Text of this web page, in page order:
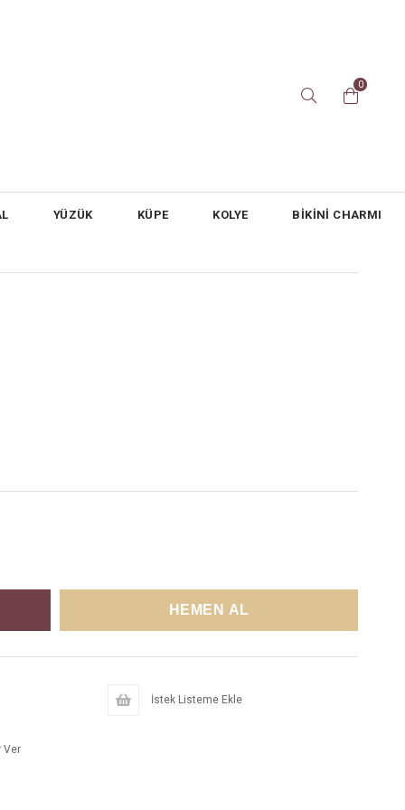
0
YÜZÜK KÜPE KOLYE BİKİNİ CHARMI
İstek Listeme Ekle
Ver